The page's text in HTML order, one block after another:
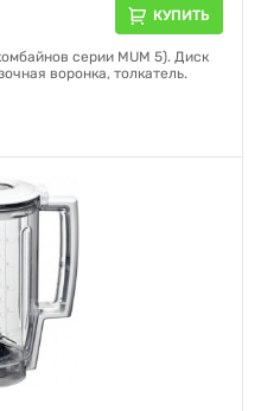
КУПИТЬ
серии MUM 5). Диск
воронка, толкатель.